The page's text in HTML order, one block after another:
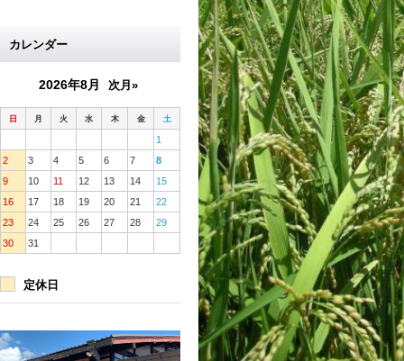
カレンダー
2026年8月 次月»
日 月 火 水 木 金 土
1
2
3 4 5 6 7
8
9
10 11 12 13 14
15
16
17 18 19 20 21
22
23
24 25 26 27 28
29
30
31
定休日